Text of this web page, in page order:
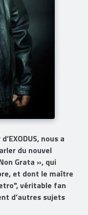
nous a
du nouvel
Grata », qui
et dont le maître
véritable fan
d’autres sujets